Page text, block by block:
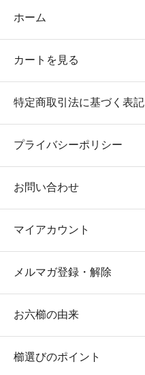
ホーム
カートを見る
特定商取引法に基づく表記
プライバシーポリシー
お問い合わせ
マイアカウント
メルマガ登録・解除
お六櫛の由来
櫛選びのポイント